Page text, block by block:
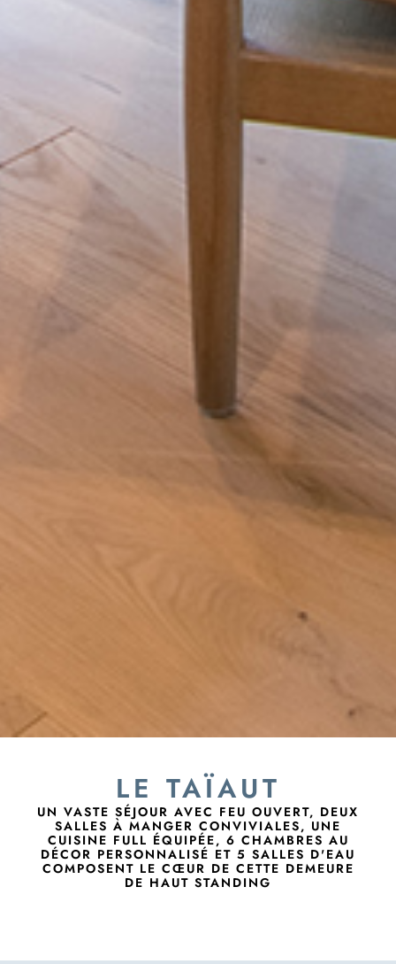
LE TAÏAUT
UN VASTE SÉJOUR AVEC FEU OUVERT, DEUX
SALLES À MANGER CONVIVIALES, UNE
CUISINE FULL ÉQUIPÉE, 6 CHAMBRES AU
DÉCOR PERSONNALISÉ ET 5 SALLES D'EAU
COMPOSENT LE CŒUR DE CETTE DEMEURE
DE HAUT STANDING